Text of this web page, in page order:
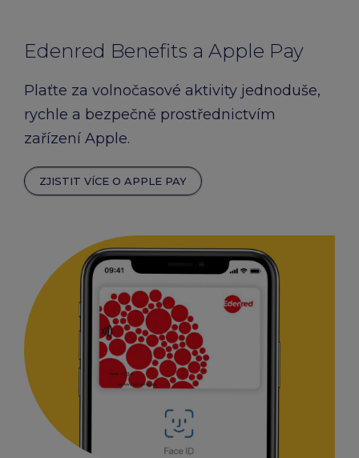
Edenred Benefits a Apple Pay
Plaťte za volnočasové aktivity jednoduše,
rychle a bezpečně prostřednictvím
zařízení Apple.
ZJISTIT VÍCE O APPLE PAY